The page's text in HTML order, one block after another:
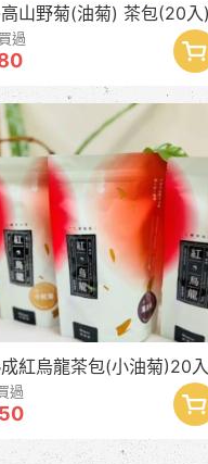
山野菊(油菊) 茶包(20入)
過
紅烏龍茶包(小油菊)20入
過